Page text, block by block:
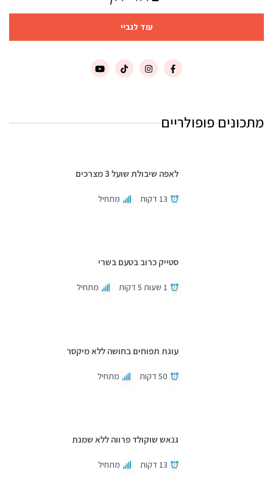
עוד לגביי
מתכונים פופולריים
לאפה שיבולת שועל 3 מצרכים
13 דקות מתחיל
סטייק כרוב בטעם בשרי
1 שעות 5 דקות מתחיל
עוגת תפוחים בחושה ללא מיקסר
50 דקות מתחיל
גנאש שוקולד פרווה ללא שמנת
13 דקות מתחיל